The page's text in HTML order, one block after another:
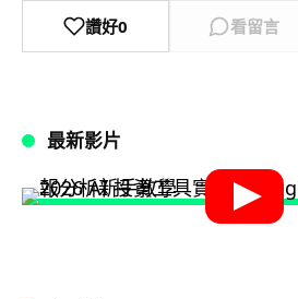
讚好0 看留言
最新影片